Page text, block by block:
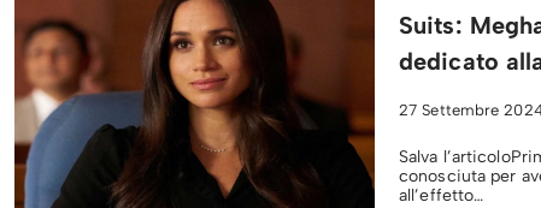
Suits:
dedicato
27 Settembre
Salva
conosciuta per
all’effetto…